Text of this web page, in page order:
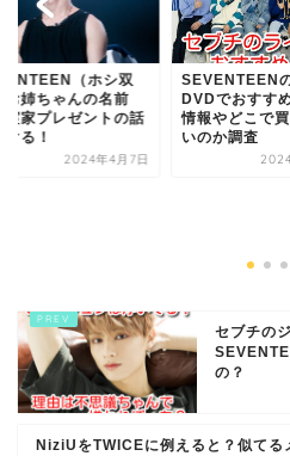
（ホシ双
お姉ちゃんの名前
実家プレゼントの話
る！
2024年4月7日
SEVENTEEN
DVDでおすす
情報やどこで
いのか調査
セブチの
の？
NiziUをTWICEに例えると？似てる